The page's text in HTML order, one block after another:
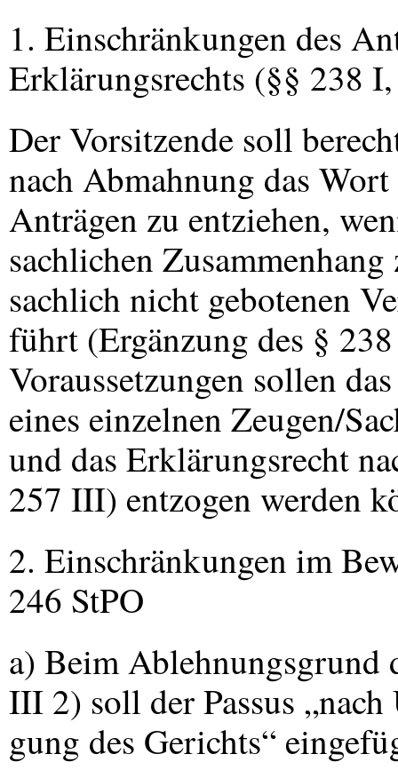
1. Einschränkungen des
Erklärungsrechts (§§ 238
Der Vorsitzende soll
nach Abmahnung das
Anträgen zu entziehen,
sachlichen
sachlich nicht gebotenen
führt (Ergänzung des §
Voraussetzungen sollen
eines einzelnen Zeugen/
und das Erklärungsrecht
257 III) entzogen werden
2. Einschränkungen im
246 StPO
a) Beim Ablehnungsgrund
III 2) soll der Passus
gung des Gerichts“